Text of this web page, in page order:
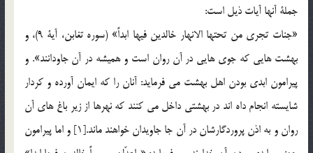
جملة آنها آيات ذيل است:
«جنات تجري من تحتها الانهار خالدين فيها ابداً» (سوره تغابن، آية 9)، و
بهشت هايي كه جوي هايي در آن روان است و هميشه در آن جاودانند». و
پيرامون ابدي بودن اهل بهشت مي فرمايد: آنان را که ايمان آورده و کردار
شايسته انجام داه اند در بهشتي داخل مي کنند که نهرها از زير باغ هاي آن
روان و به اذن پروردگارشان در آن جا جاويدان خواهند ماند.[1] و اما پيرامون